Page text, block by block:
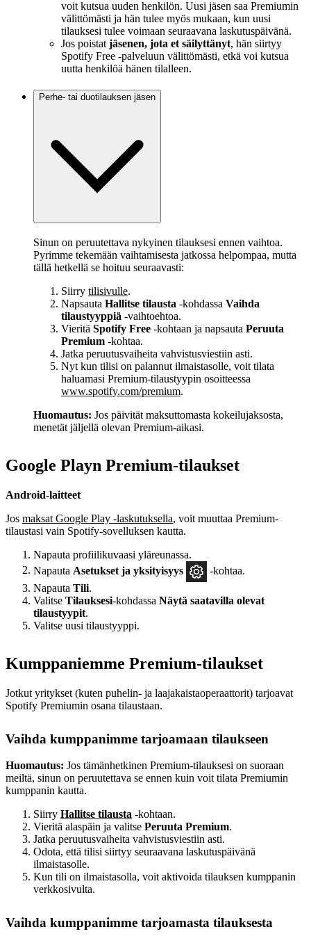
voit kutsua uuden henkilön. Uusi jäsen saa Premiumin
välittömästi ja hän tulee myös mukaan, kun uusi
tilauksesi tulee voimaan seuraavana laskutuspäivänä.
Jos poistatjäsenen, jota et säilyttänyt, hän siirtyy
Spotify Free ‑palveluun välittömästi, etkä voi kutsua
uutta henkilöä hänen tilalleen.
Perhe- tai duotilauksen jäsen
Sinun on peruutettava nykyinen tilauksesi ennen vaihtoa.
Pyrimme tekemään vaihtamisesta jatkossa helpompaa, mutta
tällä hetkellä se hoituu seuraavasti:
Siirry tilisivulle.
Napsauta Hallitse tilausta ‑kohdassa Vaihda
tilaustyyppiä ‑vaihtoehtoa.
Vieritä Spotify Free ‑kohtaan ja napsauta Peruuta
Premium ‑kohtaa.
Jatka peruutusvaiheita vahvistusviestiin asti.
Nyt kun tilisi on palannut ilmaistasolle, voit tilata
haluamasi Premium-tilaustyypin osoitteessa
www.spotify.com/premium.
Huomautus: Jos päivität maksuttomasta kokeilujaksosta,
menetät jäljellä olevan Premium-aikasi.
Google Playn Premium-tilaukset
Android-laitteet
Jos maksat Google Play ‑laskutuksella, voit muuttaa Premium-
tilaustasi vain Spotify-sovelluksen kautta.
Napauta profiilikuvaasi yläreunassa.
Napauta Asetukset ja yksityisyys
‑kohtaa.
Napauta Tili.
Valitse Tilauksesi-kohdassa Näytä saatavilla olevat
tilaustyypit.
Valitse uusi tilaustyyppi.
Kumppaniemme Premium-tilaukset
Jotkut yritykset (kuten puhelin‑ ja laajakaistaoperaattorit) tarjoavat
Spotify Premiumin osana tilaustaan.
Vaihda kumppanimme tarjoamaan tilaukseen
Huomautus: Jos tämänhetkinen Premium‑tilauksesi on suoraan
meiltä, sinun on peruutettava se ennen kuin voit tilata Premiumin
kumppanin kautta.
Siirry Hallitse tilausta -kohtaan.
Vieritä alaspäin ja valitse Peruuta Premium.
Jatka peruutusvaiheita vahvistusviestiin asti.
Odota, että tilisi siirtyy seuraavana laskutuspäivänä
ilmaistasolle.
Kun tili on ilmaistasolla, voit aktivoida tilauksen kumppanin
verkkosivulta.
Vaihda kumppanimme tarjoamasta tilauksesta